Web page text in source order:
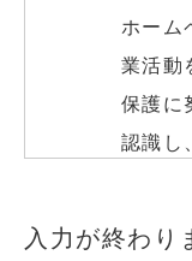
ホーム
業活動
保護に
認識し
このフィール
入力が終わり